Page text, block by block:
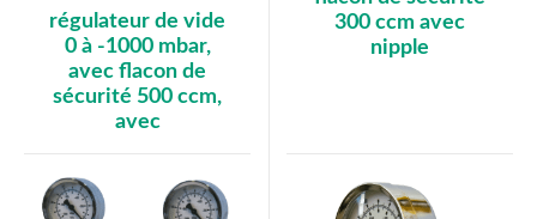
régulateur de vide
0 à -1000 mbar,
avec flacon de
sécurité 500 ccm,
avec
300 ccm avec
nipple